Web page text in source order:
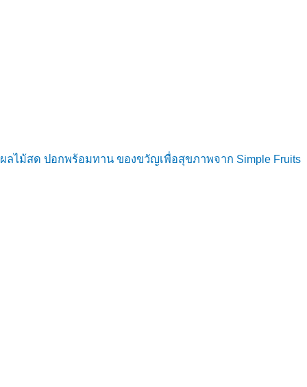
ผลไม้สด ปอกพร้อมทาน ของขวัญเพื่อสุขภาพจาก Simple Fruits